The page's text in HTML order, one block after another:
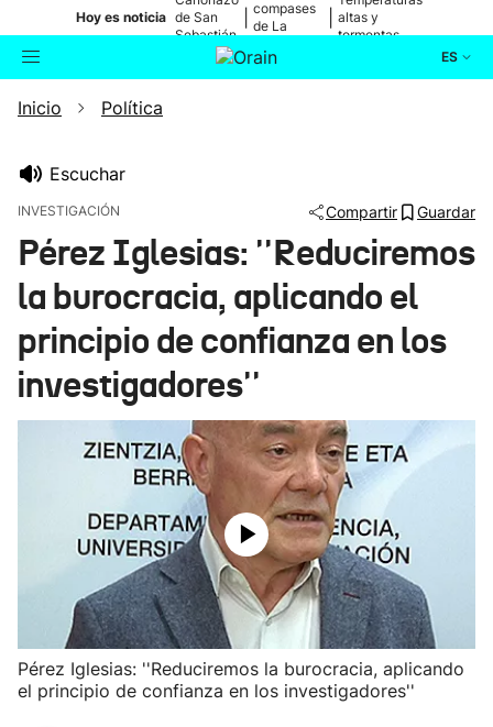
Hoy es noticia de San
Sebastián
compases
de La
altas y
tormentas
ES
Buscador
Ikusmiran
Eguraldia
Inicio Política
Escuchar
INVESTIGACIÓN Compartir Guardar
Pérez Iglesias: ''Reduciremos
la burocracia, aplicando el
principio de confianza en los
investigadores''
Pérez Iglesias: ''Reduciremos la burocracia, aplicando
el principio de confianza en los investigadores''